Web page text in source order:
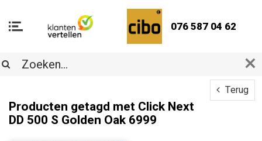
076 587 04 62
Terug
Producten getagd met Click Next
DD 500 S Golden Oak 6999